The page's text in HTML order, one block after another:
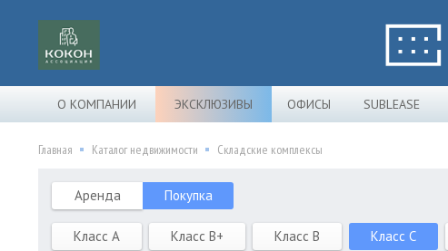
О КОМПАНИИ ЭКСКЛЮЗИВЫ ОФИСЫ SUBLEASE
Главная Каталог недвижимости Складские комплексы
Аренда Покупка
Класс A Класс B+ Класс B Класс C